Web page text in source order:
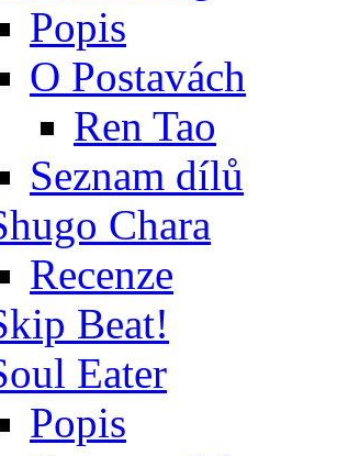
Popis
O Postavách
Ren Tao
Seznam dílů
Chara
Recenze
Beat!
Eater
Popis